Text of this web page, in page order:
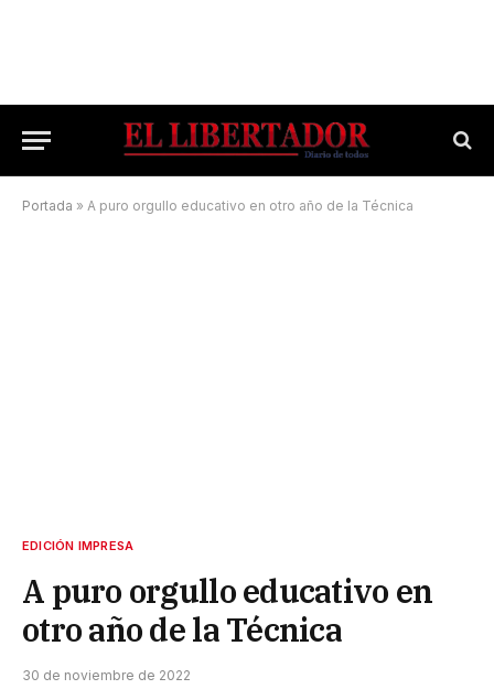
Portada » A puro orgullo educativo en otro año de la Técnica
EDICIÓN IMPRESA
A puro orgullo educativo en
otro año de la Técnica
30 de noviembre de 2022